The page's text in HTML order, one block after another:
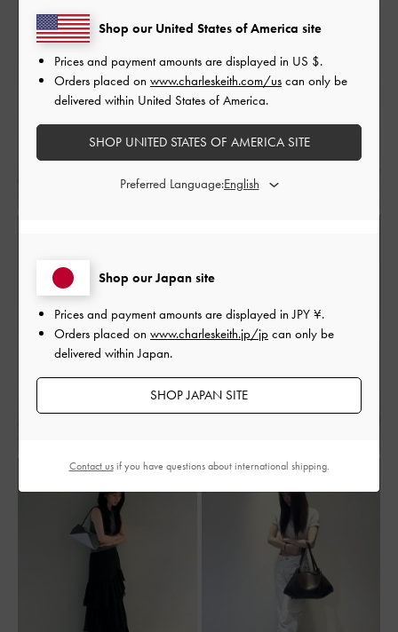
Shop our Japan site
Prices and payment amounts are displayed inJPY ¥.
Orders placed on www.charleskeith.jp/jp can only be
delivered within Japan.
SHOP JAPAN SITE
Shop our United States of America site
Prices and payment amounts are displayed in US $.
Orders placed on www.charleskeith.com/us can only be
delivered within United States of America.
SHOP UNITED STATES OF AMERICA SITE
Preferred Language:
Contact usif you have questions about international shipping.